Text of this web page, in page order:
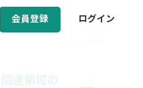
会員登録 ログイン